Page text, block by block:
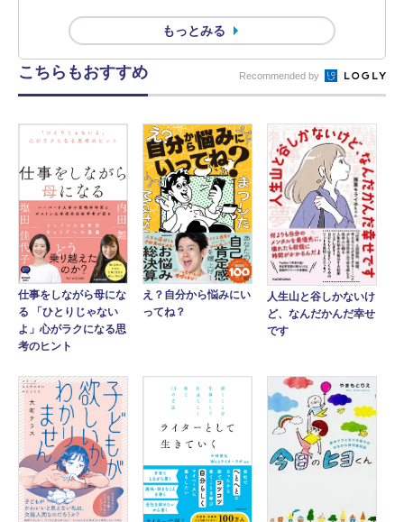
もっとみる
こちらもおすすめ Recommended by
仕事をしながら母にな
る 「ひとりじゃない
よ」心がラクになる思
考のヒント
え？自分から悩みにい
ってね？
人生山と谷しかないけ
ど、なんだかんだ幸せ
です